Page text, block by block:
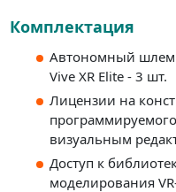
Комплектация
Автономный шлем
Vive XR Elite - 3 шт.
Лицензии на
визуальным
Доступ к
моделирования